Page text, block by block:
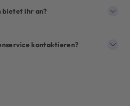
bietet ihr an?
kontaktieren?